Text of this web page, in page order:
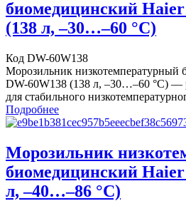
биомедицинский
(138 л, –30…–60 °C)
Код DW-60W138
Морозильник низкотемпературный
DW-60W138 (138 л, –30…–60 °C) —
для стабильного
Подробнее
Морозильник
биомедицинский
л, –40…–86 °C)